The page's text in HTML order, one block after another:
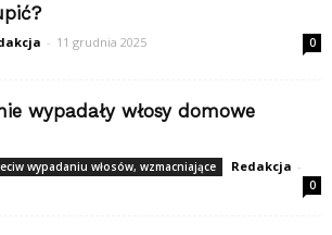
- 11 grudnia 2025 0
wypadały włosy domowe
wypadaniu włosów, wzmacniające Redakcja -
0